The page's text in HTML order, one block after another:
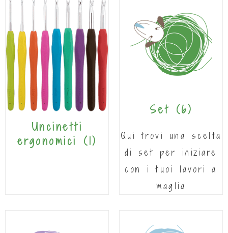
Uncinetti
ergonomici (1)
Set (6)
Qui trovi una scelta
di set per iniziare
con i tuoi lavori a
maglia